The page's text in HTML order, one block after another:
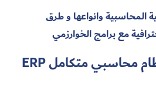
المحاسبية وانواعها و طرق
مع برامج الخوارزمي
محاسبي متكاملERP